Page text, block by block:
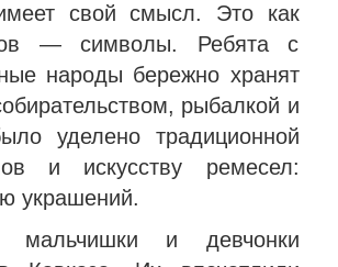
свой смысл. Это как
— символы. Ребята с
народы бережно хранят
рыбалкой и
уделено традиционной
и искусству ремесел:
украшений.
мальчишки и девчонки